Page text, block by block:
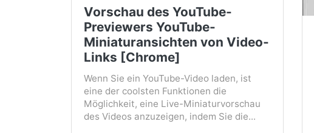
Vorschau des YouTube-
Previewers YouTube-
Miniaturansichten von Video-
Links [Chrome]
Wenn Sie ein YouTube-Video laden, ist
eine der coolsten Funktionen die
Möglichkeit, eine Live-Miniaturvorschau
des Videos anzuzeigen, indem Sie die...